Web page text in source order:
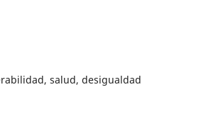
salud, desigualdad